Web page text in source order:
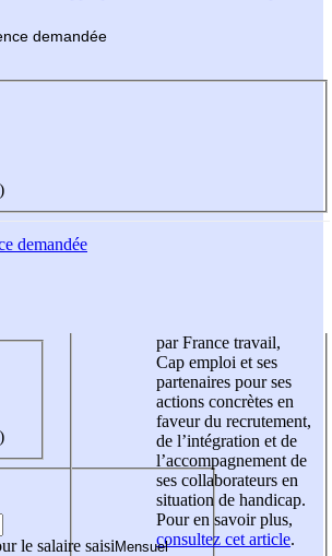
demandée
demandée
le salaire saisi
par France travail,
Cap emploi et ses
partenaires pour ses
actions concrètes en
faveur du recrutement,
de l’intégration et de
l’accompagnement de
ses collaborateurs en
situation de handicap.
Pour en savoir plus,
consultez cet article.